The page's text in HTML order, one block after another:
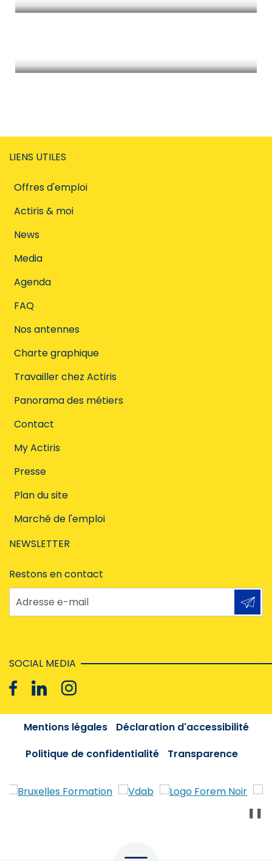
LIENS UTILES
Offres d'emploi
Actiris & moi
News
Media
Agenda
FAQ
Nos antennes
Charte graphique
Travailler chez Actiris
Panorama des métiers
Contact
My Actiris
Presse
Plan du site
Marché de l'emploi
NEWSLETTER
Restons en contact
Adresse e-mail
SOCIAL MEDIA
Mentions légales
Déclaration d'accessibilité
Politique de confidentialité
Transparence
❚❚